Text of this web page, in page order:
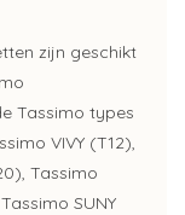
zijn geschikt
Tassimo types
VIVY (T12),
Tassimo
SUNY